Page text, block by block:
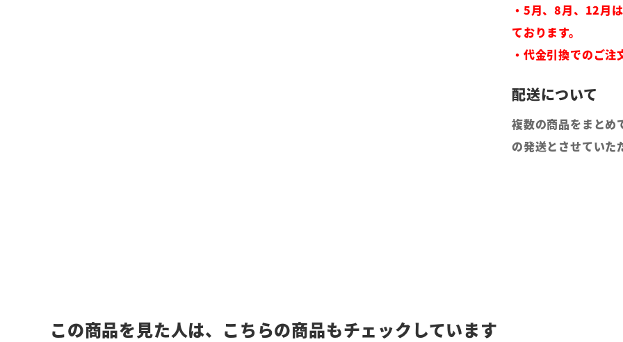
・5月、8月、12月
ております。
・代金引換でのご注
複数の商品をまとめ
の発送とさせていた
この商品を見た人は、こちらの商品もチェックしています